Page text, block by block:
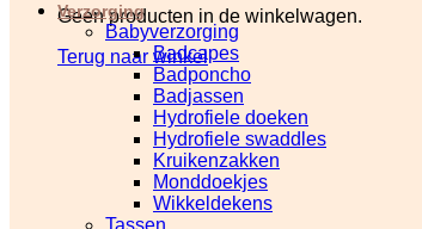
Geen producten in de winkelwagen.
Terug naar winkel
Verzorging
Babyverzorging
Badcapes
Badponcho
Badjassen
Hydrofiele doeken
Hydrofiele swaddles
Kruikenzakken
Monddoekjes
Wikkeldekens
Tassen